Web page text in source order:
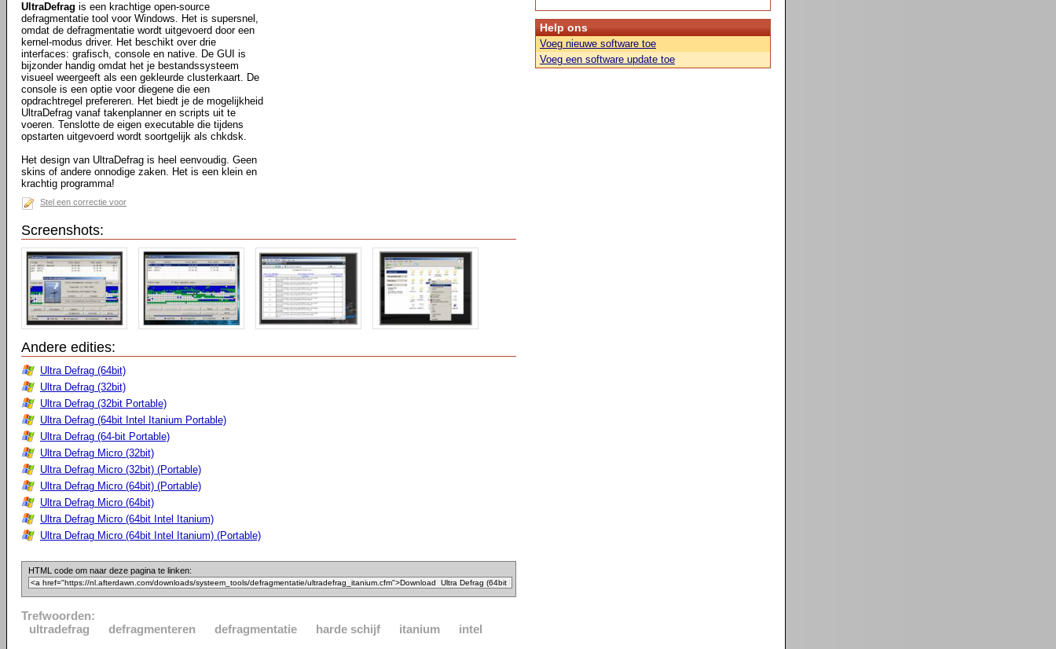
UltraDefrag is een krachtige open-source
defragmentatie tool voor Windows. Het is supersnel,
omdat de defragmentatie wordt uitgevoerd door een
kernel-modus driver. Het beschikt over drie
interfaces: grafisch, console en native. De GUI is
bijzonder handig omdat het je bestandssysteem
visueel weergeeft als een gekleurde clusterkaart. De
console is een optie voor diegene die een
opdrachtregel prefereren. Het biedt je de mogelijkheid
UltraDefrag vanaf takenplanner en scripts uit te
voeren. Tenslotte de eigen executable die tijdens
opstarten uitgevoerd wordt soortgelijk als chkdsk.
Het design van UltraDefrag is heel eenvoudig. Geen
skins of andere onnodige zaken. Het is een klein en
krachtig programma!
Stel een correctie voor
Screenshots:
Andere edities:
Ultra Defrag (64bit)
Ultra Defrag (32bit)
Ultra Defrag (32bit Portable)
Ultra Defrag (64bit Intel Itanium Portable)
Ultra Defrag (64-bit Portable)
Ultra Defrag Micro (32bit)
Ultra Defrag Micro (32bit) (Portable)
Ultra Defrag Micro (64bit) (Portable)
Ultra Defrag Micro (64bit)
Ultra Defrag Micro (64bit Intel Itanium)
Ultra Defrag Micro (64bit Intel Itanium) (Portable)
HTML code om naar deze pagina te linken:
Trefwoorden:
ultradefrag
defragmenteren defragmentatie harde schijf itanium intel
Help ons
Voeg nieuwe software toe
Voeg een software update toe